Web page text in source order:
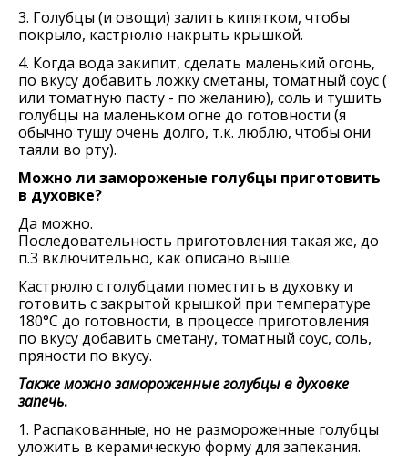
3. Голубцы (и овощи) залить кипятком, чтобы
покрыло, кастрюлю накрыть крышкой.
4. Когда вода закипит, сделать маленький огонь,
по вкусу добавить ложку сметаны, томатный соус (
или томатную пасту - по желанию), соль и тушить
голубцы на маленьком огне до готовности (я
обычно тушу очень долго, т.к. люблю, чтобы они
таяли во рту).
Можно ли замороженые голубцы приготовить
в духовке?
Да можно.
Последовательность приготовления такая же, до
п.3 включительно, как описано выше.
Кастрюлю с голубцами поместить в духовку и
готовить с закрытой крышкой при температуре
180°С до готовности, в процессе приготовления
по вкусу добавить сметану, томатный соус, соль,
пряности по вкусу.
Также можно замороженные голубцы в духовке
запечь.
1. Распакованные, но не размороженные голубцы
уложить в керамическую форму для запекания.